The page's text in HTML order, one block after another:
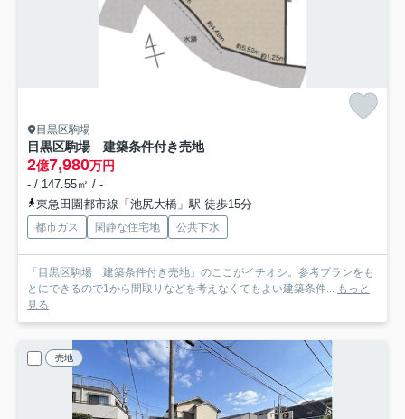
目黒区駒場
目黒区駒場 建築条件付き売地
2億7,980万円
- / 147.55㎡ / -
東急田園都市線「池尻大橋」駅 徒歩15分
都市ガス 閑静な住宅地 公共下水
「目黒区駒場 建築条件付き売地」のここがイチオシ。参考プランをも
とにできるので1から間取りなどを考えなくてもよい建築条件... もっと
見る
売地